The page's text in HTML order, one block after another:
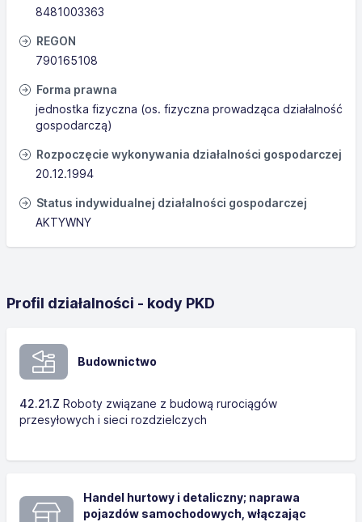
8481003363
REGON
790165108
Forma prawna
jednostka fizyczna (os. fizyczna prowadząca działalność
gospodarczą)
Rozpoczęcie wykonywania działalności gospodarczej
20.12.1994
Status indywidualnej działalności gospodarczej
AKTYWNY
Profil działalności - kody PKD
Budownictwo
42.21.Z Roboty związane z budową rurociągów
przesyłowych i sieci rozdzielczych
Handel hurtowy i detaliczny; naprawa
pojazdów samochodowych, włączając